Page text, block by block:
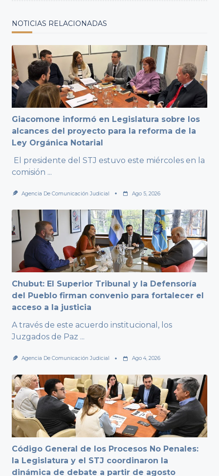
NOTICIAS RELACIONADAS
Giacomone informó en Legislatura sobre los
alcances del proyecto para la reforma de la
Ley Orgánica Notarial
El presidente del STJ estuvo este miércoles en la
comisión ...
Agencia De Comunicación Judicial Ago 5, 2026
Chubut: El Superior Tribunal y la Defensoría
del Pueblo firman convenio para fortalecer el
acceso a la justicia
A través de este acuerdo institucional, los
Juzgados de Paz ...
Agencia De Comunicación Judicial Ago 4, 2026
Código General de los Procesos No Penales:
la Legislatura y el STJ coordinaron la
dinámica de debate a partir de agosto